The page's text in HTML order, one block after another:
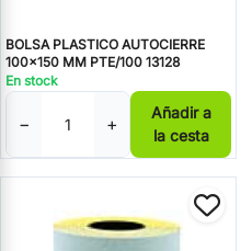
BOLSA PLASTICO AUTOCIERRE
100x150 MM PTE/100 13128
En stock
− +
Añadir a
la cesta